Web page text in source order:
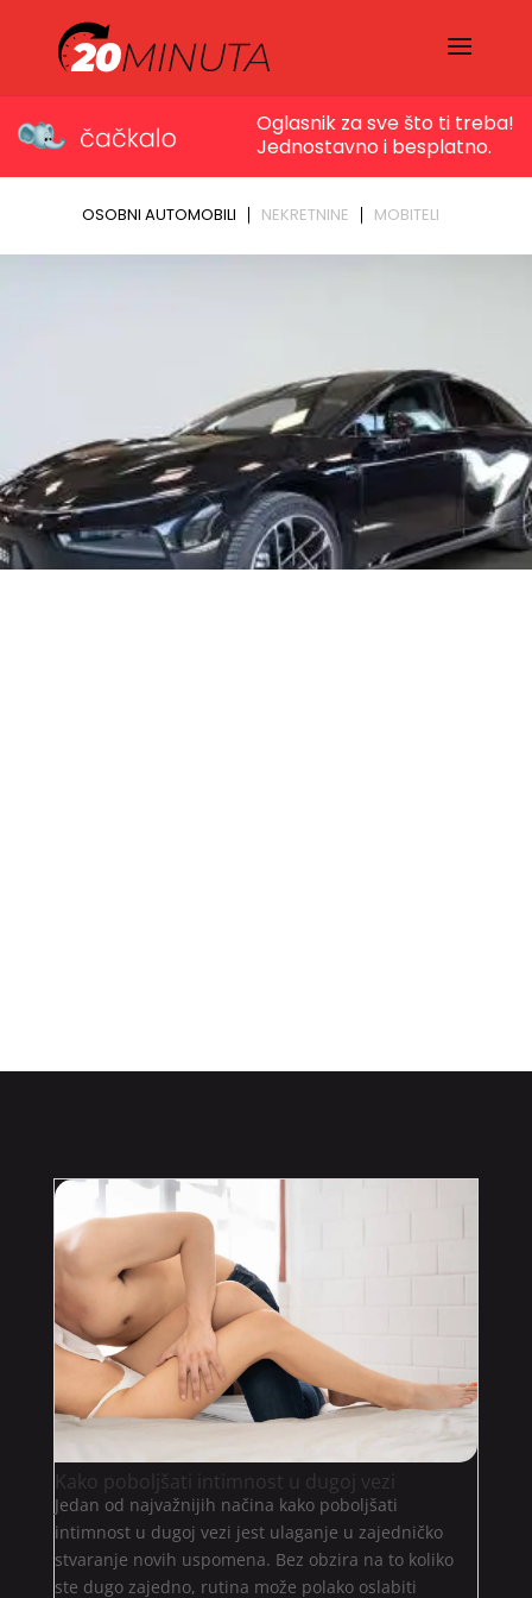
Kako poboljšati intimnost u dugoj vezi
Jedan od najvažnijih načina kako poboljšati
intimnost u dugoj vezi jest ulaganje u zajedničko
stvaranje novih uspomena. Bez obzira na to koliko
ste dugo zajedno, rutina može polako oslabiti